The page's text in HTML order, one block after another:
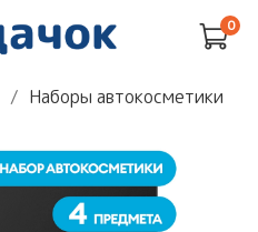
0
Наборы автокосметики